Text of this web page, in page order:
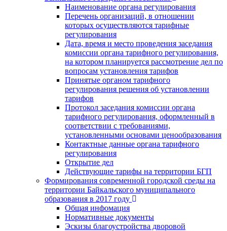
Наименование органа регулирования
Перечень организаций, в отношении
которых осуществляются тарифные
регулирования
Дата, время и место проведения заседания
комиссии органа тарифного регулирования,
на котором планируется рассмотрение дел по
вопросам установления тарифов
Принятые органом тарифного
регулирования решения об установлении
тарифов
Протокол заседания комиссии органа
тарифного регулирования, оформленный в
соответствии с требованиями,
установленными основами ценообразования
Контактные данные органа тарифного
регулирования
Открытие дел
Действующие тарифы на территории БГП
Формирования современной городской среды на
территории Байкальского муниципального
образования в 2017 году
Общая инфомация
Нормативные документы
Эскизы благоустройства дворовой